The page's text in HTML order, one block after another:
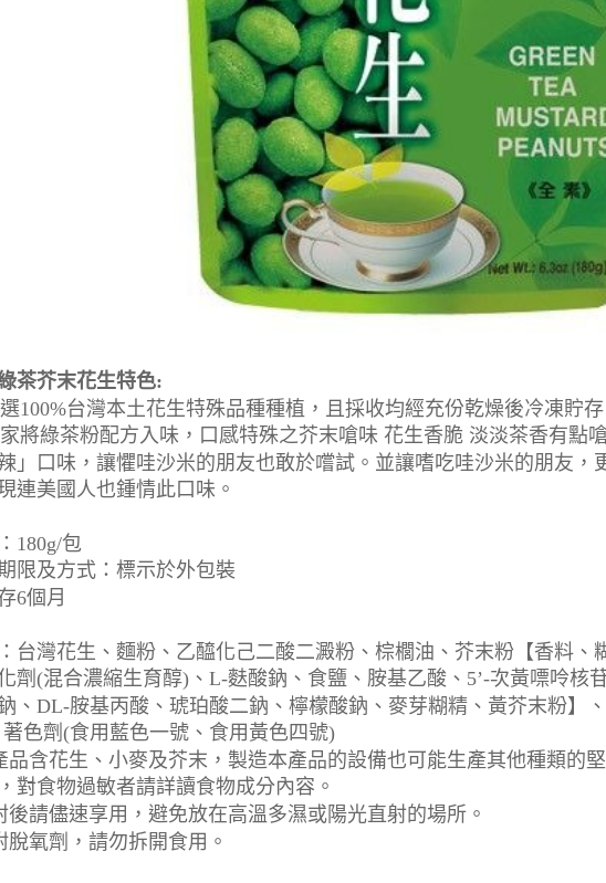
茶芥末花生特色:
100%台灣本土花生特殊品種種植，且採收均經充份乾燥後冷凍貯
將綠茶粉配方入味，口感特殊之芥末嗆味 花生香脆 淡淡茶香有點
」口味，讓懼哇沙米的朋友也敢於嚐試。並讓嗜吃哇沙米的朋友，
連美國人也鍾情此口味。
180g/包
限及方式：標示於外包裝
6個月
台灣花生、麵粉、乙醯化己二酸二澱粉、棕櫚油、芥末粉【香料、
劑(混合濃縮生育醇)、L-麩酸鈉、食鹽、胺基乙酸、5’-次黃嘌呤核
、DL-胺基丙酸、琥珀酸二鈉、檸檬酸鈉、麥芽糊精、黃芥末粉】
色劑(食用藍色一號、食用黃色四號)
品含花生、小麥及芥末，製造本產品的設備也可能生產其他種類的
對食物過敏者請詳讀食物成分內容。
後請儘速享用，避免放在高溫多濕或陽光直射的場所。
脫氧劑，請勿拆開食用。